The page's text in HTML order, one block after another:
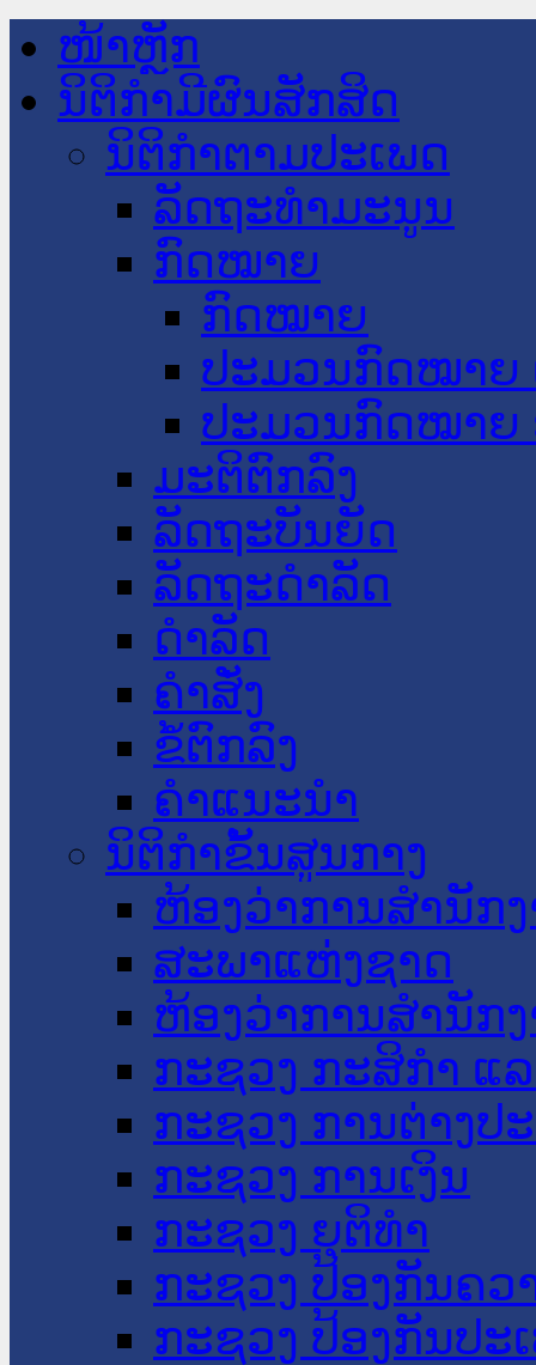
ໜ້າຫຼັກ
ນິຕິກໍາມີຜົນສັກສິດ
ນິຕິກໍາຕາມປະເພດ
ລັດຖະທໍາມະນູນ
ກົດໝາຍ
ກົດໝາຍ
ປະມວນກົດໝາຍ
ປະມວນກົດໝາຍ
ມະຕິຕົກລົງ
ລັດຖະບັນຍັດ
ລັດຖະດໍາລັດ
ດໍາລັດ
ຄໍາສັ່ງ
ຂໍ້ຕົກລົງ
ຄໍາແນະນໍາ
ນິຕິກໍາຂັ້ນສູນກາງ
ຫ້ອງວ່າການສໍານັກ
ສະພາແຫ່ງຊາດ
ຫ້ອງວ່າການສຳນັກ
ກະຊວງ ກະສິກຳ ແ
ກະຊວງ ການຕ່າງປ
ກະຊວງ ການເງິນ
ກະຊວງ ຍຸຕິທໍາ
ກະຊວງ ປ້ອງກັນຄວ
ກະຊວງ ປ້ອງກັນປະ